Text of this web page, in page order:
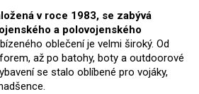
v roce 1983, se zabývá
a polovojenského
oblečení je velmi široký. Od
až po batohy, boty a outdoorové
se stalo oblíbené pro vojáky,